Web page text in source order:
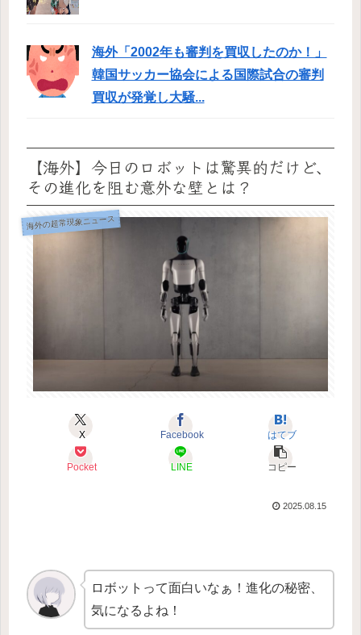
海外「2002年も審判を買収したのか！」
韓国サッカー協会による国際試合の審判
買収が発覚し大騒...
【海外】今日のロボットは驚異的だけど、
その進化を阻む意外な壁とは？
海外の超常現象ニュース
X Facebook はてブ
Pocket LINE コピー
2025.08.15
ロボットって面白いなぁ！進化の秘密、
気になるよね！